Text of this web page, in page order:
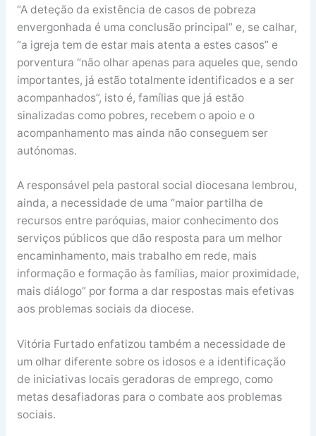
“A deteção da existência de casos de pobreza
envergonhada é uma conclusão principal” e, se calhar,
“a igreja tem de estar mais atenta a estes casos” e
porventura “não olhar apenas para aqueles que, sendo
importantes, já estão totalmente identificados e a ser
acompanhados”, isto é, famílias que já estão
sinalizadas como pobres, recebem o apoio e o
acompanhamento mas ainda não conseguem ser
autónomas.
A responsável pela pastoral social diocesana lembrou,
ainda, a necessidade de uma “maior partilha de
recursos entre paróquias, maior conhecimento dos
serviços públicos que dão resposta para um melhor
encaminhamento, mais trabalho em rede, mais
informação e formação às famílias, maior proximidade,
mais diálogo” por forma a dar respostas mais efetivas
aos problemas sociais da diocese.
Vitória Furtado enfatizou também a necessidade de
um olhar diferente sobre os idosos e a identificação
de iniciativas locais geradoras de emprego, como
metas desafiadoras para o combate aos problemas
sociais.